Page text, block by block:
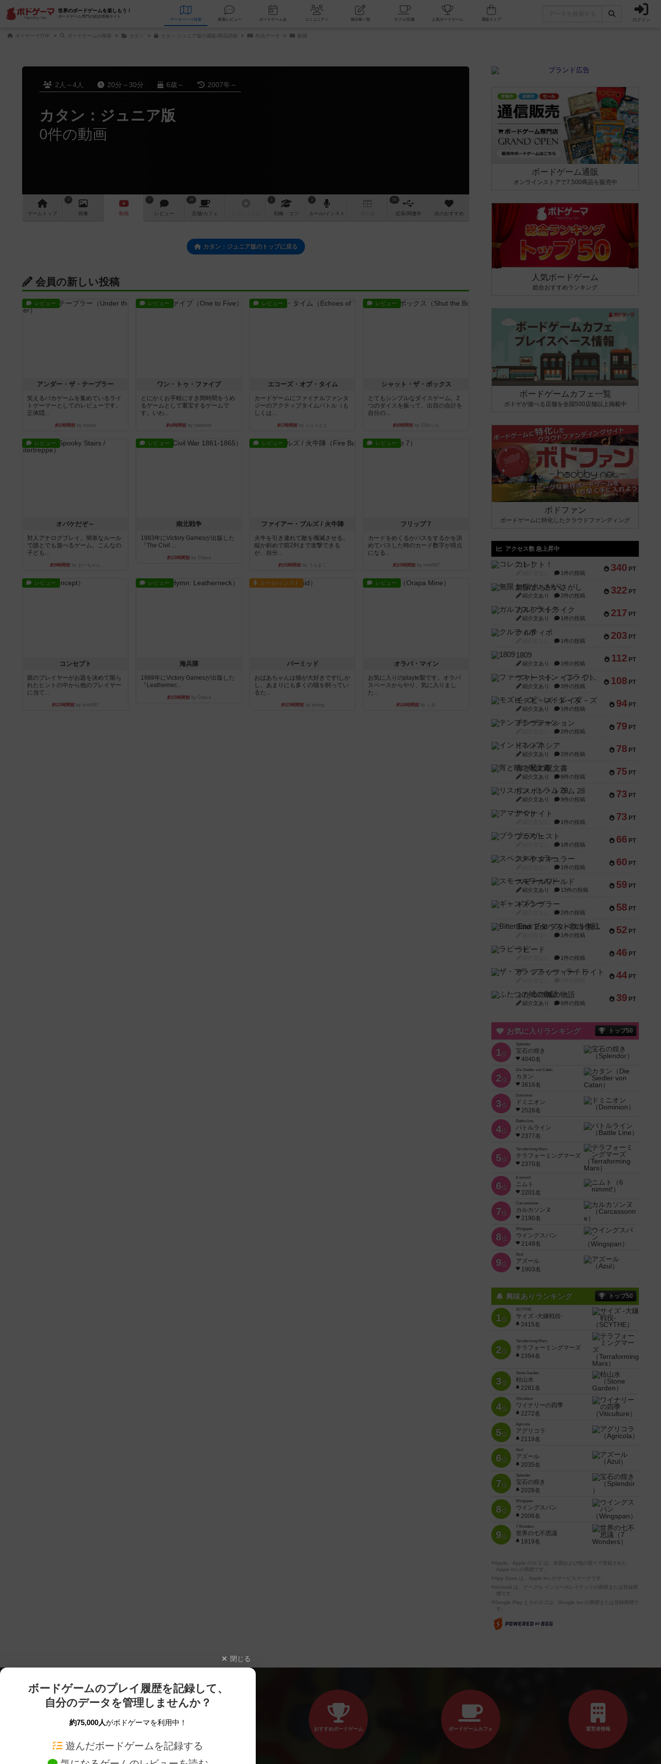
世界のボードゲームを楽しもう！
ボードゲーム専門の総合情報サイト
データベース 検索 新着レビュー ボードゲーム会 コミュニティ 掲示板一覧 カフェ/店舗 人気ボードゲーム ログイン
ボドゲーマTOP ボードゲームの検索 カタン カタン ジュニア版の通販/商品詳細 作品データ 動画
2人～4人 20分～30分 6歳～ 2007年～
カタン：ジュニア版
0件の動画
ゲーム トップ
3
画像 動画
7
レビュー
34
店舗/カフェ
1
戦略 ・コツ
1
ルール/インスト
80
拡張/関連作 次のおすすめ
カタン：ジュニア版のトップに戻る
会員の新しい投稿
レビュー
アンダー・ザ・テーブラー
笑えるバカゲームを集めているライ
トゲーマーとしてのレビューです。
正体隠...
約2時間前by toyota
レビュー
ワン・トゥ・ファイブ
とにかくお手軽にすき間時間をうめ
るゲームとして重宝するゲームで
す。いわ...
約4時間前 by nabekoh
レビュー
エコーズ・オブ・タイム
カードゲームにファイナルファンタ
ジーのアクティブタイムバトル（も
しくは...
約7時間前 by ジェイとと
レビュー
シャット・ザ・ボックス
とてもシンプルなダイスゲーム。2
つのダイスを振って、出目の合計を
自分の...
約8時間前 by OSAっち
レビュー
オバケだぞ～
対人アナログプレイ。簡単なルール
で誰とでも遊べるゲーム。こんなの
子ども...
約9時間前 by おーちゃん
レビュー
南北戦争
1983年にVictory Gamesが出版した
『The Civil ...
約13時間前by Chaco
レビュー
ファイアー・ブルズ / 火牛陣
火牛を引き連れて敵を殲滅させる。
縦か斜めで前2列まで攻撃できる
が、自分...
約15時間前 by うらまこ
レビュー
フリップ７
カードをめくるかパスをするかを決
めてパスした時のカード数字が得点
になる...
約15時間前by mob567
レビュー
コンセプト
親のプレイヤーがお題を決めて限ら
れたヒントの中から他のプレイヤー
に当て...
約15時間前by mob567
レビュー
海兵隊
1988年にVictory Gamesが出版した
『Leathernec...
約15時間前by Chaco
ルール/インスト
パーミッド
おばあちゃんは猫が大好きです!しか
し、あまりにも多くの猫を飼ってい
るた...
約15時間前by jurong
レビュー
オラパ・マイン
お気に入りのplayte製です。オラパ
スペースからやり、気に入りまし
た...
約16時間前 by くみ
ボードゲーム通販
オンラインストアで7,500商品を販売中
人気ボードゲーム
総合おすすめランキング
ボードゲームカフェ一覧
ボドゲが遊べる店舗を全国500店舗以上掲載中
ボドファン
ボードゲームに特化したクラウドファンディング
アクセス数 急上昇中
340 PT
コレクト！
1件の投稿
322 PT
無限まちがいさがし
紹介文あり 2件の投稿
217 PT
ガルフストライク
紹介文あり 1件の投稿
203 PT
クルティボ
1件の投稿
112 PT
1809
紹介文あり 1件の投稿
108 PT
ファースト・イン・フライト
紹介文あり 3件の投稿
94 PT
モズビ－ズ・レイダ－ズ
紹介文あり 1件の投稿
79 PT
テンプテーション
2件の投稿
78 PT
インドネシア
紹介文あり 2件の投稿
75 PT
宵と暁の呪文書
紹介文あり 8件の投稿
73 PT
リスボン・トラム 28
紹介文あり 9件の投稿
73 PT
アマナイト
1件の投稿
66 PT
ブラヴェスト
1件の投稿
60 PT
スペクタキュラー
1件の投稿
59 PT
スモールワールド
紹介文あり 13件の投稿
58 PT
ギャンブラー
2件の投稿
52 PT
Bitter End ブタペスト救出作戦
1件の投稿
46 PT
ラピード
1件の投稿
44 PT
ザ・フラッフィー・ライト
39 PT
ふたつの城の物語
紹介文あり 6件の投稿
お気に入りランキング トップ50
1位
Splendor
宝石の煌き
4040名
2位
Die Siedler von Catan
カタン
3616名
3位
Dominion
ドミニオン
2528名
4位
Battle Line
バトルライン
2377名
5位
Terraforming Mars
テラフォーミングマーズ
2370名
6位
6 nimmt!
ニムト
2201名
7位
Carcassonne
カルカソンヌ
2190名
8位
Wingspan
ウイングスパン
2149名
9位
Azul
アズール
1903名
興味ありランキング トップ50
1位
SCYTHE
サイズ -大鎌戦役-
2415名
2位
Terraforming Mars
テラフォーミングマーズ
2394名
3位
Stone Garden
枯山水
2281名
4位
Viticulture
ワイナリーの四季
2272名
5位
Agricola
アグリコラ
2119名
6位
Azul
アズール
2035名
7位
Splendor
宝石の煌き
2028名
8位
Wingspan
ウイングスパン
2006名
9位
7 Wonders
世界の七不思議
1919名
※Apple、Apple のロゴ は、米国および他の国々で登録された
Apple Inc.の商標です。
※App Store は、Apple Inc.のサービスマークです。
※Android は、グーグル インコーポレイテッドの商標または登録商
標です。
※Google Play とそのロゴは、Google Inc.の商標または登録商標で
す。
閉じる
ボードゲームのプレイ履歴を記録して、
自分のデータを管理しませんか？
約75,000人がボドゲーマを利用中！
遊んだボードゲームを記録する
おすすめボードゲーム ボードゲームカフェ 運営者情報